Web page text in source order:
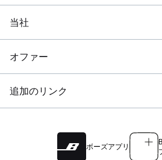
当社
オファー
追加のリンク
ボーズアプリ